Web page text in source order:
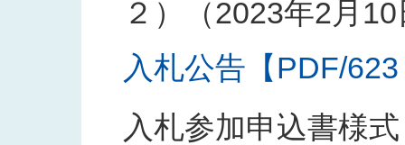
２）（2023年2月
入札公告【PDF/
入札参加申込書様式